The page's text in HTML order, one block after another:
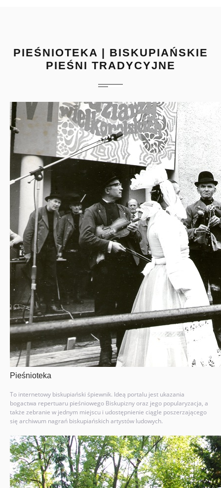
PIEŚNIOTEKA | BISKUPIAŃSKIE
PIEŚNI TRADYCYJNE
Pieśnioteka
To internetowy biskupiański śpiewnik. Ideą portalu jest ukazania
bogactwa repertuaru pieśniowego Biskupizny oraz jego popularyzacja, a
także zebranie w jednym miejscu i udostępnienie ciągle poszerzającego
się archiwum nagrań biskupiańskich artystów ludowych.